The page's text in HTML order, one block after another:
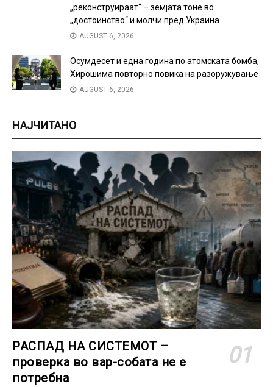
„реконструираат“ – земјата тоне во
„достоинство“ и молчи пред Украина
AUGUST 6, 2026
Осумдесет и една година по атомската бомба,
Хирошима повторно повика на разоружување
AUGUST 6, 2026
НАЈЧИТАНО
РАСПАД НА СИСТЕМОТ –
проверка во вар-собата не е
потребна